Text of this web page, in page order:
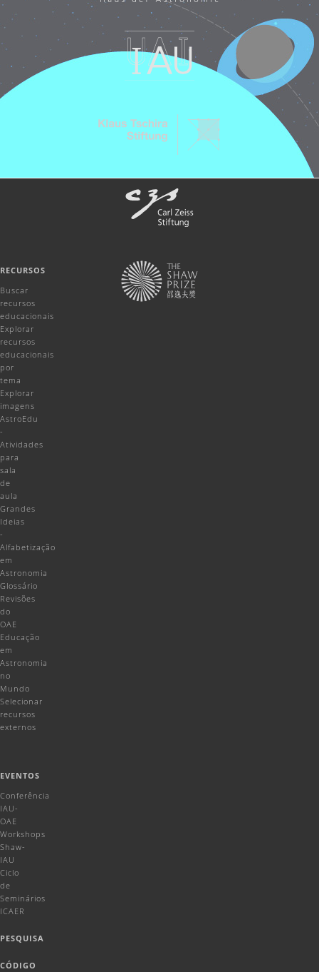
RECURSOS
Buscar
recursos
educacionais
Explorar
recursos
educacionais
por
tema
Explorar
imagens
AstroEdu
-
Atividades
para
sala
de
aula
Grandes
Ideias
-
Alfabetização
em
Astronomia
Glossário
Revisões
do
OAE
Educação
em
Astronomia
no
Mundo
Selecionar
recursos
externos
EVENTOS
Conferência
IAU-
OAE
Workshops
Shaw-
IAU
Ciclo
de
Seminários
ICAER
PESQUISA
CÓDIGO